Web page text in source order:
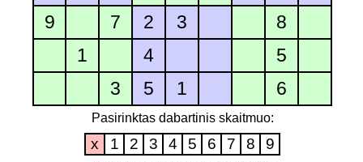
9
7 2 3
8
1
4
5
3
5 1 6
Pasirinktas dabartinis skaitmuo:
x 1 2 3 4 5 6 7 8 9